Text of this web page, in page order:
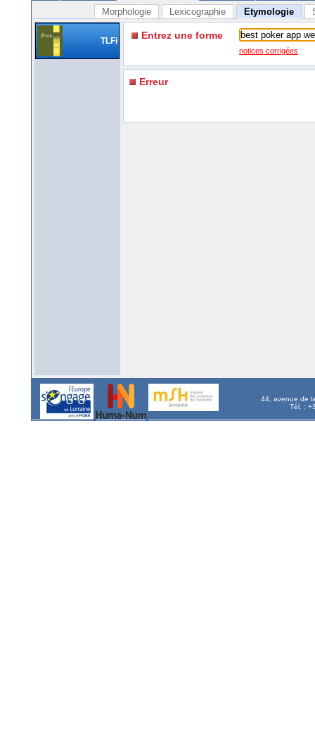
Morphologie Lexicographie Etymologie
TLFi Entrez une forme
notices corrigées
Erreur
44, avenue de
Tél. :